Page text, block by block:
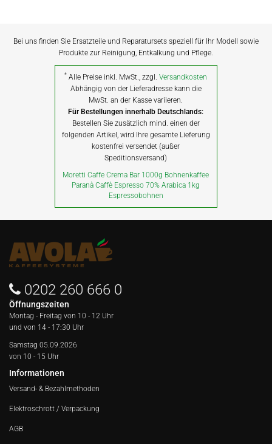
Bei uns finden Sie Ersatzteile und Reparatursets speziell für Ihr Modell sowie
Produkte zur Reinigung, Entkalkung und Pflege.
* Alle Preise inkl. MwSt., zzgl.Versandkosten
Abhängig von der Lieferadresse kann die
MwSt. an der Kasse variieren.
Für Bestellungen innerhalb Deutschlands:
Bestellen Sie zusätzlich mind. einen der
folgenden Artikel, wird Ihre gesamte Lieferung
kostenfrei versendet (außer
Speditionsversand)
Moretti Caffe Crema Bar 1000g Bohnenkaffee
Paranà Caffè Espresso 70% Arabica 1kg
Espressobohnen
0202 260 666 0
Öffnungszeiten
Montag - Freitag von 10 - 12 Uhr
und von 14 - 17:30 Uhr
Samstag 05.09.2026
von 10 - 15 Uhr
Informationen
Versand- & Bezahlmethoden
Elektroschrott / Verpackung
AGB